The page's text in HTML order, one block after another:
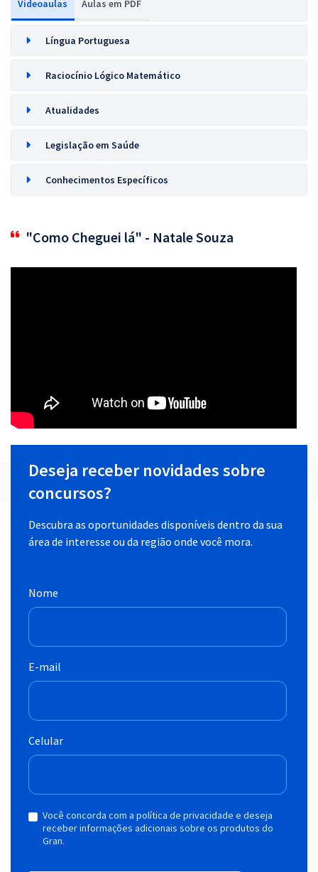
Videoaulas Aulas em PDF
Língua Portuguesa
Raciocínio Lógico Matemático
Atualidades
Legislação em Saúde
Conhecimentos Específicos
"Como Cheguei lá" - Natale Souza
Deseja receber novidades sobre
concursos?
Descubra as oportunidades disponíveis dentro da sua
área de interesse ou da região onde você mora.
Nome
E-mail
Celular
Você concorda com a política de privacidade e deseja
receber informações adicionais sobre os produtos do
Gran.